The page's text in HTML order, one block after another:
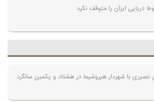
دریایی ایران را متوقف نکرد
نصیری با شهردار هیروشیما در هشتاد و یکمین سالگرد